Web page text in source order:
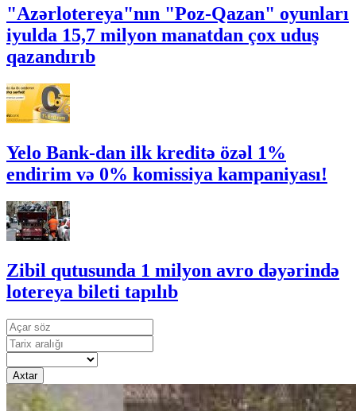
"Azərlotereya"nın "Poz-Qazan" oyunları
iyulda 15,7 milyon manatdan çox uduş
qazandırıb
Yelo Bank-dan ilk kreditə özəl 1%
endirim və 0% komissiya kampaniyası!
Zibil qutusunda 1 milyon avro dəyərində
lotereya bileti tapılıb
Axtar